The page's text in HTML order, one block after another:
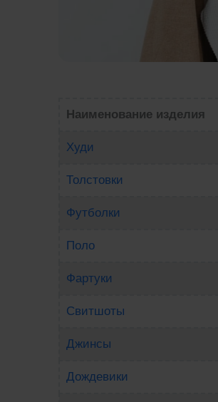
Наименование изделия
Худи
Толстовки
Футболки
Поло
Фартуки
Свитшоты
Джинсы
Дождевики